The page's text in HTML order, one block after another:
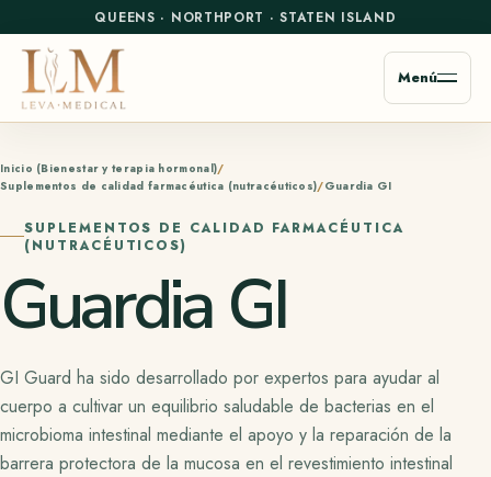
QUEENS · NORTHPORT · STATEN ISLAND
Menú
Inicio (Bienestar y terapia hormonal)
Suplementos de calidad farmacéutica (nutracéuticos) Guardia GI
SUPLEMENTOS DE CALIDAD FARMACÉUTICA
(NUTRACÉUTICOS)
Guardia GI
GI Guard ha sido desarrollado por expertos para ayudar al
cuerpo a cultivar un equilibrio saludable de bacterias en el
microbioma intestinal mediante el apoyo y la reparación de la
barrera protectora de la mucosa en el revestimiento intestinal